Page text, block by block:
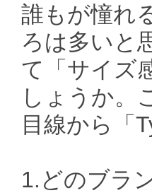
誰もが憧れ
ろは多いと
て「サイズ
しょうか。
目線から「
1.どのブラ